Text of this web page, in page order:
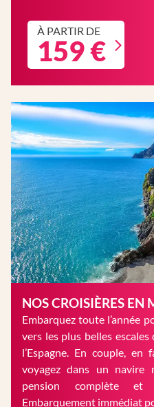
À PARTIR DE
159 €
NOS CROISIÈRES EN
Embarquez toute l’année
vers les plus belles
l’Espagne. En couple,
voyagez dans un
pension complète et
Embarquement immédiat